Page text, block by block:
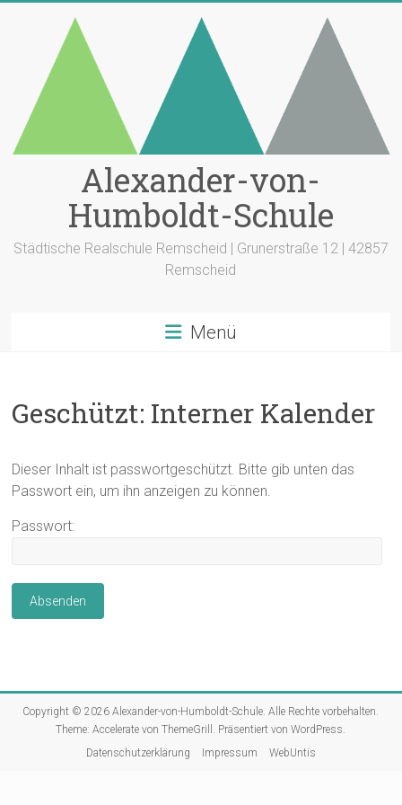
Alexander-von-
Humboldt-Schule
Städtische Realschule Remscheid | Grunerstraße 12 | 42857
Remscheid
Menü
Geschützt: Interner Kalender
Dieser Inhalt ist passwortgeschützt. Bitte gib unten das
Passwort ein, um ihn anzeigen zu können.
Passwort:
Copyright © 2026Alexander-von-Humboldt-Schule . Alle Rechte vorbehalten.
Theme:Accelerate von ThemeGrill. Präsentiert vonWordPress
Datenschutzerklärung
Impressum WebUntis